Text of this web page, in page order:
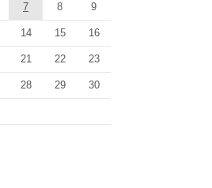
7 8 9
14 15 16
21 22 23
28 29 30